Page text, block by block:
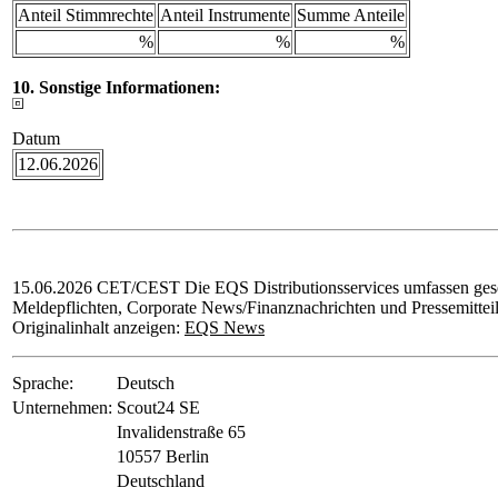
Anteil Stimmrechte Anteil Instrumente Summe Anteile
%
% %
10. Sonstige Informationen:
Datum
12.06.2026
15.06.2026 CET/CEST Die EQS Distributionsservices umfassen
Meldepflichten, Corporate News/Finanznachrichten und
Originalinhalt anzeigen: EQS News
Sprache:
Deutsch
Unternehmen: Scout24 SE
Invalidenstraße 65
10557 Berlin
Deutschland